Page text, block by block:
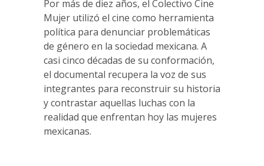
Por más de diez años, el Colectivo Cine
Mujer utilizó el cine como herramienta
política para denunciar problemáticas
de género en la sociedad mexicana. A
casi cinco décadas de su conformación,
el documental recupera la voz de sus
integrantes para reconstruir su historia
y contrastar aquellas luchas con la
realidad que enfrentan hoy las mujeres
mexicanas.